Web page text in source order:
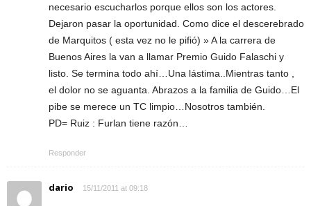
necesario escucharlos porque ellos son los actores.
Dejaron pasar la oportunidad. Como dice el descerebrado
de Marquitos ( esta vez no le pifió) » A la carrera de
Buenos Aires la van a llamar Premio Guido Falaschi y
listo. Se termina todo ahí…Una lástima..Mientras tanto ,
el dolor no se aguanta. Abrazos a la familia de Guido…El
pibe se merece un TC limpio…Nosotros también.
PD= Ruiz : Furlan tiene razón…
Responder
dario 15/11/2011 at 09:18